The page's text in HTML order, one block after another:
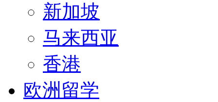
新加坡
马来西亚
香港
欧洲留学